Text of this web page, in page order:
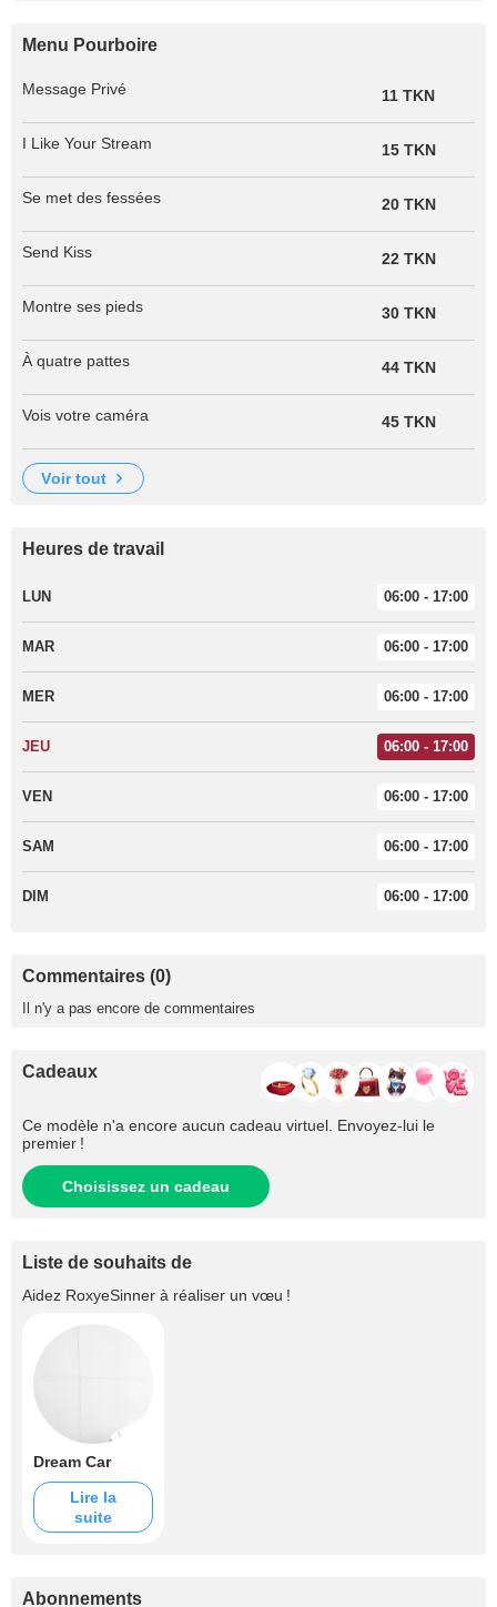
Menu Pourboire
Message Privé 11 TKN
I Like Your Stream 15 TKN
Se met des fessées 20 TKN
Send Kiss 22 TKN
Montre ses pieds 30 TKN
À quatre pattes 44 TKN
Vois votre caméra 45 TKN
voir tout
Heures de travail
LUN 06:00 - 17:00
MAR 06:00 - 17:00
MER 06:00 - 17:00
JEU 06:00 - 17:00
VEN 06:00 - 17:00
SAM 06:00 - 17:00
DIM 06:00 - 17:00
Commentaires (0)
Il n'y a pas encore de commentaires
Cadeaux
Ce modèle n'a encore aucun cadeau virtuel. Envoyez-lui le
premier !
Choisissez un cadeau
Liste de souhaits de
Aidez RoxyeSinner à réaliser un vœu !
Dream Car
Lire la
suite
Abonnements